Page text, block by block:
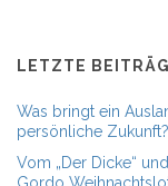
LETZTE
Was bringt ein
persönliche Zukunft?
Vom „Der Dicke“
Gordo